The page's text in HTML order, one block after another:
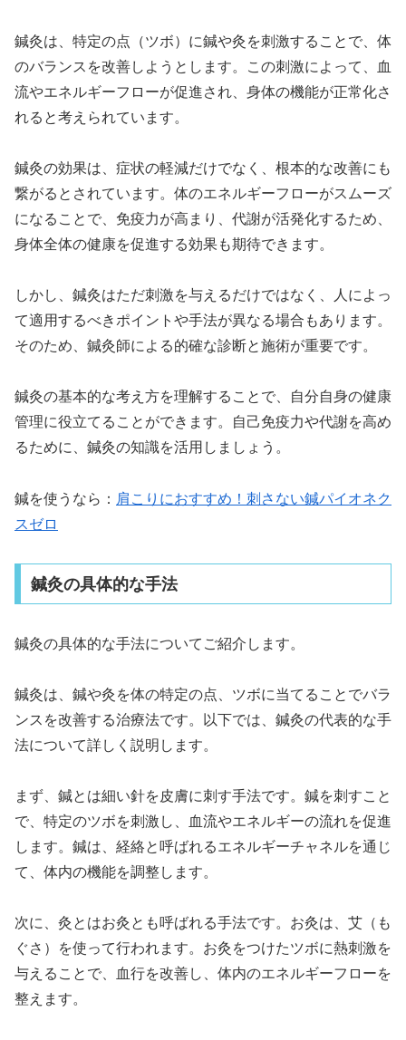
鍼灸は、特定の点（ツボ）に鍼や灸を刺激することで、体
のバランスを改善しようとします。この刺激によって、血
流やエネルギーフローが促進され、身体の機能が正常化さ
れると考えられています。
鍼灸の効果は、症状の軽減だけでなく、根本的な改善にも
繋がるとされています。体のエネルギーフローがスムーズ
になることで、免疫力が高まり、代謝が活発化するため、
身体全体の健康を促進する効果も期待できます。
しかし、鍼灸はただ刺激を与えるだけではなく、人によっ
て適用するべきポイントや手法が異なる場合もあります。
そのため、鍼灸師による的確な診断と施術が重要です。
鍼灸の基本的な考え方を理解することで、自分自身の健康
管理に役立てることができます。自己免疫力や代謝を高め
るために、鍼灸の知識を活用しましょう。
鍼を使うなら： 肩こりにおすすめ！刺さない鍼パイオネク
スゼロ
鍼灸の具体的な手法
鍼灸の具体的な手法についてご紹介します。
鍼灸は、鍼や灸を体の特定の点、ツボに当てることでバラ
ンスを改善する治療法です。以下では、鍼灸の代表的な手
法について詳しく説明します。
まず、鍼とは細い針を皮膚に刺す手法です。鍼を刺すこと
で、特定のツボを刺激し、血流やエネルギーの流れを促進
します。鍼は、経絡と呼ばれるエネルギーチャネルを通じ
て、体内の機能を調整します。
次に、灸とはお灸とも呼ばれる手法です。お灸は、艾（も
ぐさ）を使って行われます。お灸をつけたツボに熱刺激を
与えることで、血行を改善し、体内のエネルギーフローを
整えます。